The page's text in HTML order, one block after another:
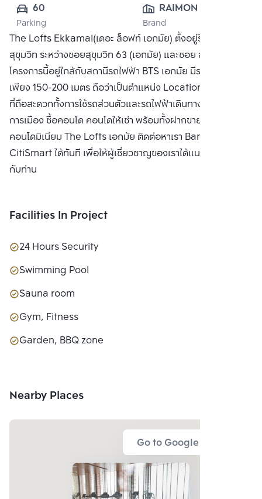
60
Parking
RAIMON LAND
PUBLIC CO.,
LTD.
Brand
The Lofts Ekkamai(เดอะ ล็อฟท์ เอกมัย) ตั้งอยู่ริมถนน
สุขุมวิท ระหว่างซอยสุขุมวิท 63 (เอกมัย) และซอย สุขุมวิท 65
โครงการนี้อยู่ใกล้กับสถานีรถไฟฟ้า BTS เอกมัย มีระยะเดินเท้า
เพียง 150-200 เมตร ถือว่าเป็นตำแหน่ง Location คอนโดเมือง
ที่ถือสะดวกทั้งการใช้รถส่วนตัวและรถไฟฟ้าเดินทางเข้าสู่ใจ
การเมือง ซื้อคอนโด คอนโดให้เช่า พร้อมทั้งฝากขาย
คอนโดมิเนียม The Lofts เอกมัย ติดต่อหาเรา Bangkok
CitiSmart ได้ทันที เพื่อให้ผู้เชี่ยวชาญของเราได้แนะนำคอนโดให้
กับท่าน
Facilities In Project
24 Hours Security
Swimming Pool
Sauna room
Gym, Fitness
Garden, BBQ zone
Nearby Places
Go to Google Map